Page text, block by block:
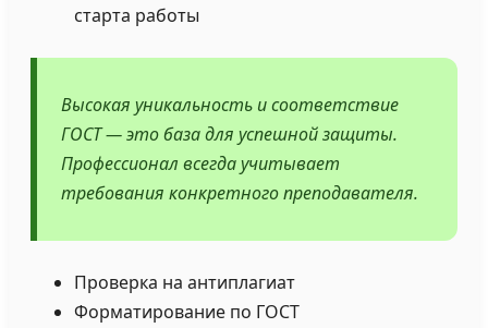
старта работы
Высокая уникальность и соответствие
ГОСТ — это база для успешной защиты.
Профессионал всегда учитывает
требования конкретного преподавателя.
Проверка на антиплагиат
Форматирование по ГОСТ